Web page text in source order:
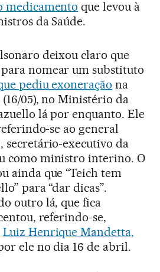
medicamento que levou à
da Saúde.
deixou claro que
nomear um substituto
pediu exoneração na
05), no Ministério da
lá por enquanto. Ele
se ao general
secretário-executivo da
como ministro interino. O
ainda que “Teich tem
para “dar dicas”.
outro lá, que fica
referindo-se,
Luiz Henrique Mandetta,
ele no dia 16 de abril.